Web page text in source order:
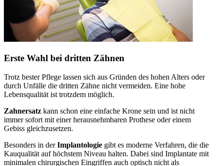
Erste Wahl bei dritten Zähnen
Trotz bester Pflege lassen sich aus Gründen des hohen Alters oder
durch Unfälle die dritten Zähne nicht vermeiden. Eine hohe
Lebensqualität ist trotzdem möglich.
Zahnersatz kann schon eine einfache Krone sein und ist nicht
immer sofort mit einer herausnehmbaren Prothese oder einem
Gebiss gleichzusetzen.
Besonders in derImplantologie gibt es moderne Verfahren, die die
Kauqualität auf höchstem Niveau halten. Dabei sind Implantate mit
minimalen chirurgischen Eingriffen auch optisch nicht als